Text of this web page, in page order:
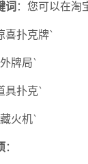
词 ：您可以在淘
喜扑克牌`
牌局`
具扑克`
火机`
：